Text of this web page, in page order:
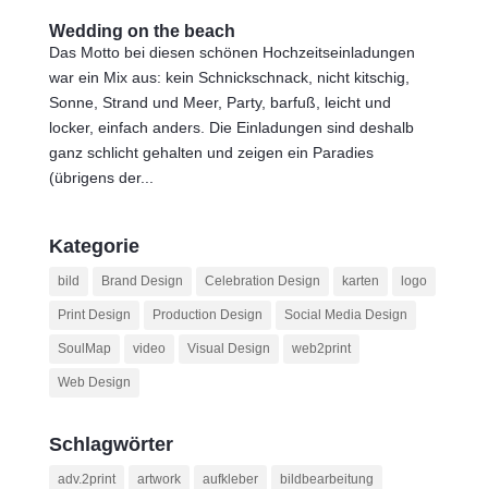
Wedding on the beach
Das Motto bei diesen schönen Hochzeitseinladungen
war ein Mix aus: kein Schnickschnack, nicht kitschig,
Sonne, Strand und Meer, Party, barfuß, leicht und
locker, einfach anders. Die Einladungen sind deshalb
ganz schlicht gehalten und zeigen ein Paradies
(übrigens der...
Kategorie
bild Brand Design Celebration Design karten logo
Print Design Production Design Social Media Design
SoulMap video Visual Design web2print
Web Design
Schlagwörter
adv.2print artwork aufkleber bildbearbeitung